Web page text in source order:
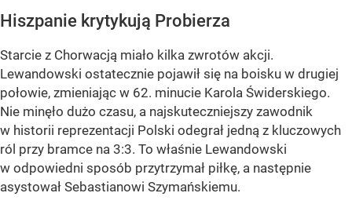
Hiszpanie krytykują Probierza
Starcie z Chorwacją miało kilka zwrotów akcji.
Lewandowski ostatecznie pojawił się na boisku w drugiej
połowie, zmieniając w 62. minucie Karola Świderskiego.
Nie minęło dużo czasu, a najskuteczniejszy zawodnik
w historii reprezentacji Polski odegrał jedną z kluczowych
ról przy bramce na 3:3. To właśnie Lewandowski
w odpowiedni sposób przytrzymał piłkę, a następnie
asystował Sebastianowi Szymańskiemu.